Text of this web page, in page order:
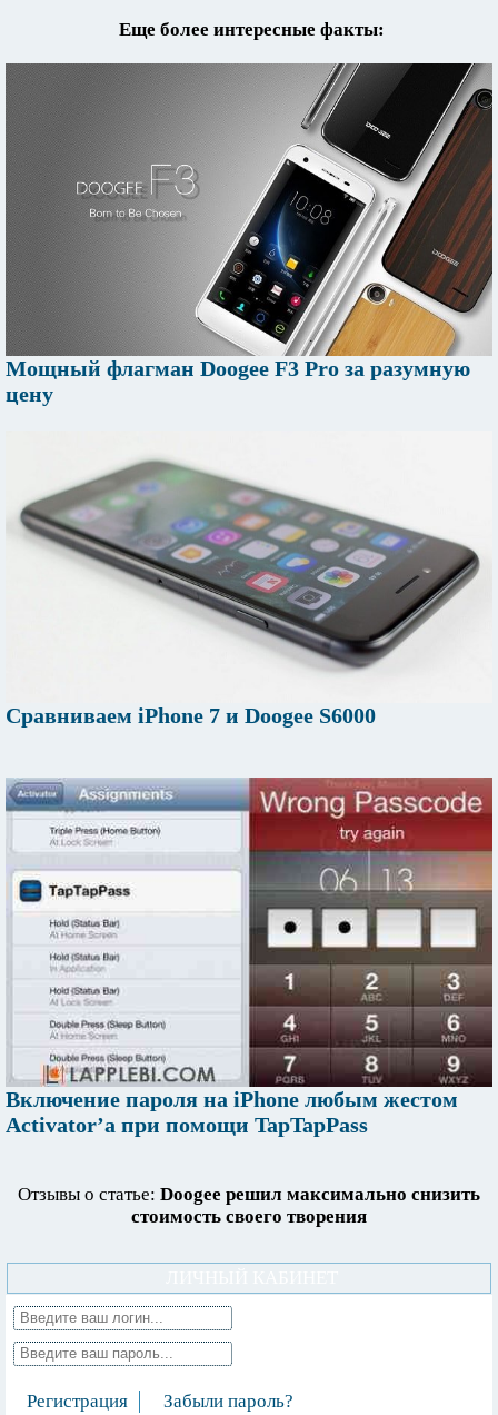
Еще более интересные факты:
Мощный флагман Doogee F3 Pro за разумную
цену
Сравниваем iPhone 7 и Doogee S6000
Включение пароля на iPhone любым жестом
Activator’а при помощи TapTapPass
Отзывы о статье: Doogee решил максимально снизить
стоимость своего творения
Регистрация Забыли пароль?